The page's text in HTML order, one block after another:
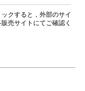
クすると，外部のサイ
売サイトにてご確認く